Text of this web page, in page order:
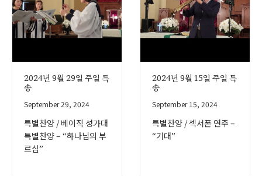
2024년 9월 29일 주일 특
송
September 29, 2024
특별찬양 / 베이직 성가대
특별찬양 – “하나님의 부
르심”
2024년 9월 15일 주일 특
송
September 15, 2024
특별찬양 / 섹서폰 연주 –
“기대”